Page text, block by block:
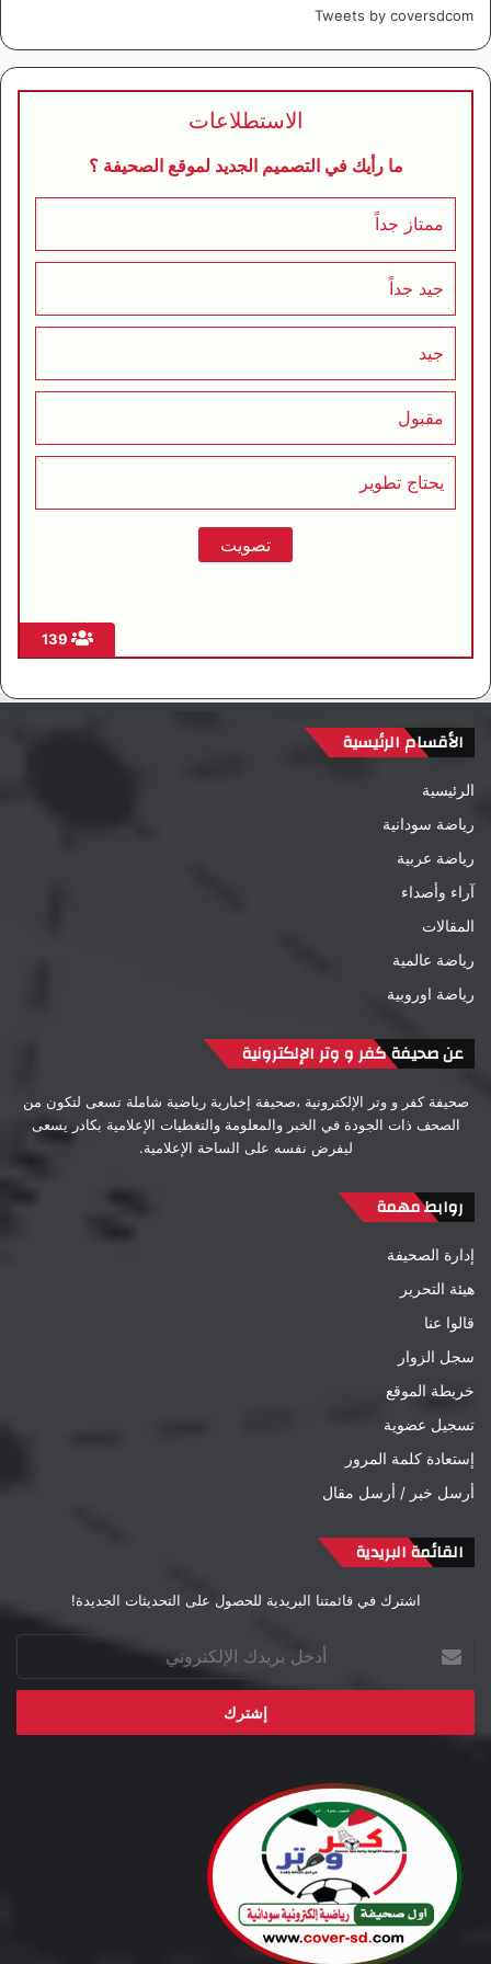
Tweets by coversdcom
الاستطلاعات
ما رأيك في التصميم الجديد لموقع الصحيفة ؟
ممتاز جداً
جيد جداً
جيد
مقبول
يحتاج تطوير
الأقسام الرئيسية
الرئيسية
رياضة سودانية
رياضة عربية
آراء وأصداء
المقالات
رياضة عالمية
رياضة اوروبية
عن صحيفة كفر و وتر الإلكترونية
صحيفة كفر و وتر الإلكترونية ،صحيفة إخبارية رياضية شاملة تسعى لتكون من
الصحف ذات الجودة في الخبر والمعلومة والتغطيات الإعلامية بكادر يسعى
ليفرض نفسه على الساحة الإعلامية.
روابط مهمة
إدارة الصحيفة
هيئة التحرير
قالوا عنا
سجل الزوار
خريطة الموقع
تسجيل عضوية
إستعادة كلمة المرور
أرسل خبر / أرسل مقال
القائمة البريدية
اشترك في قائمتنا البريدية للحصول على التحديثات الجديدة!
بريدك
الإلكتروني